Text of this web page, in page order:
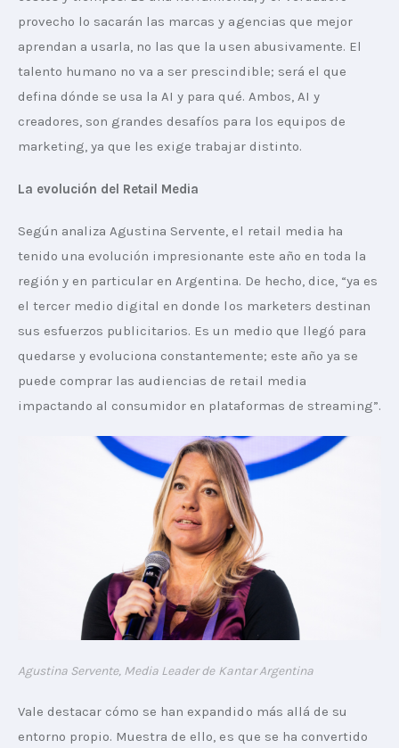
provecho lo sacarán las marcas y agencias que mejor
aprendan a usarla, no las que la usen abusivamente. El
talento humano no va a ser prescindible; será el que
defina dónde se usa la AI y para qué. Ambos, AI y
creadores, son grandes desafíos para los equipos de
marketing, ya que les exige trabajar distinto.
La evolución del Retail Media
Según analiza Agustina Servente, el retail media ha
tenido una evolución impresionante este año en toda la
región y en particular en Argentina. De hecho, dice, “ya es
el tercer medio digital en donde los marketers destinan
sus esfuerzos publicitarios. Es un medio que llegó para
quedarse y evoluciona constantemente; este año ya se
puede comprar las audiencias de retail media
impactando al consumidor en plataformas de streaming”.
Agustina Servente, Media Leader de Kantar Argentina
Vale destacar cómo se han expandido más allá de su
entorno propio. Muestra de ello, es que se ha convertido